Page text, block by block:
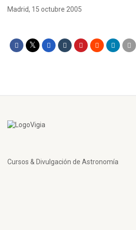
Madrid, 15 octubre 2005
Cursos & Divulgación de Astronomía